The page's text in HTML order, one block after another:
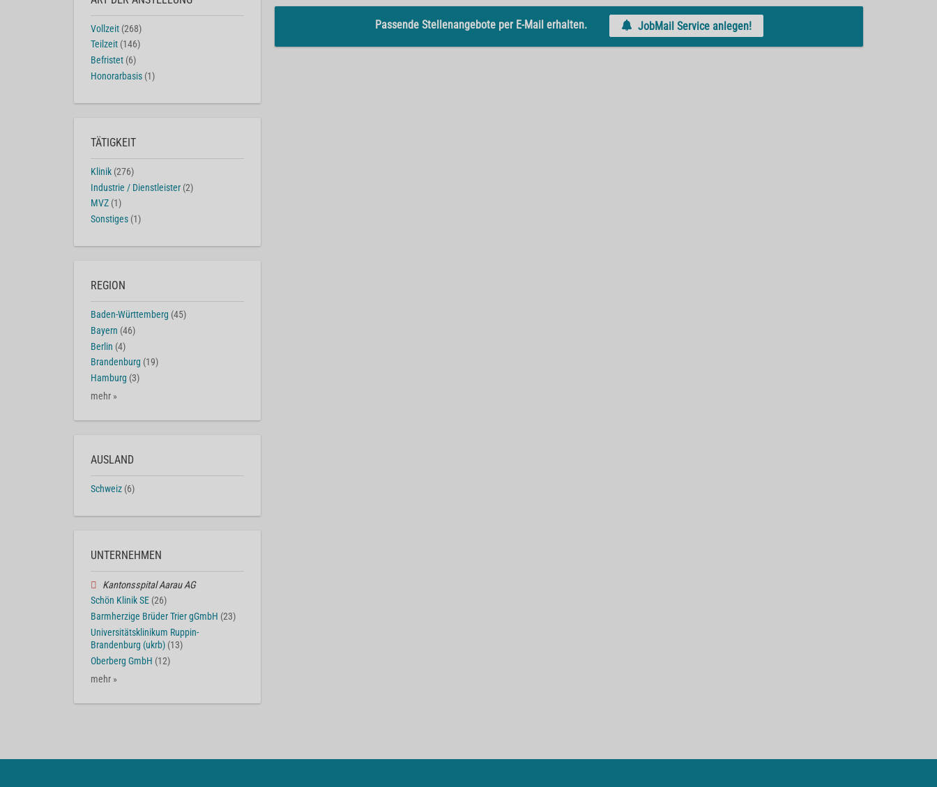
Passende Stellenangebote per E-Mail erhalten. JobMail Service anlegen!
Vollzeit (268)
Teilzeit (146)
Befristet (6)
Honorarbasis (1)
TÄTIGKEIT
Klinik (276)
Industrie / Dienstleister (2)
MVZ (1)
Sonstiges (1)
REGION
Baden-Württemberg (45)
Bayern (46)
Berlin (4)
Brandenburg (19)
Hamburg (3)
mehr »
AUSLAND
Schweiz (6)
UNTERNEHMEN
Kantonsspital Aarau AG
Schön Klinik SE (26)
Barmherzige Brüder Trier gGmbH (23)
Universitätsklinikum Ruppin-
Brandenburg (ukrb) (13)
Oberberg GmbH (12)
mehr »